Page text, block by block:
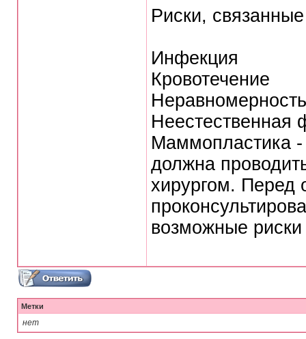
Риски,
Инфекция
Кровотечение
Неестественная
Маммопластика -
должна
хирургом. Перед
возможные
Метки
нет